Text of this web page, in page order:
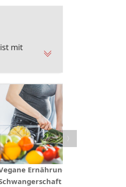
mit
Ernährung in der
〈 〉